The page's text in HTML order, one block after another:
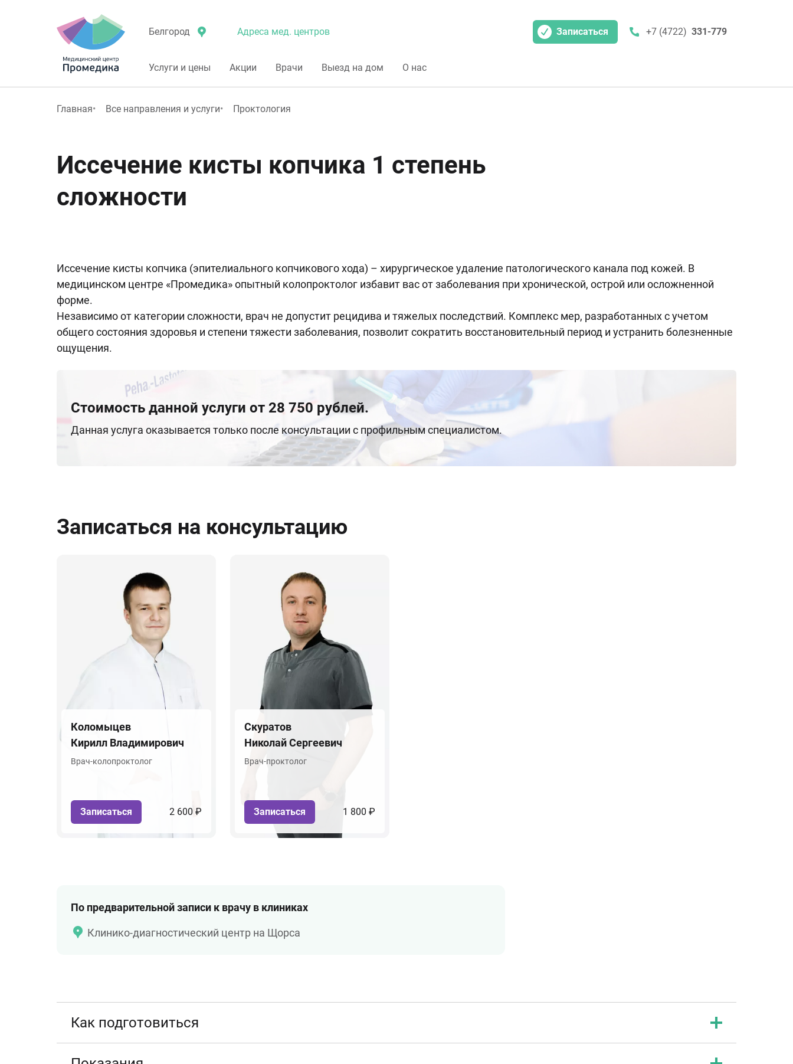
Белгород Адреса мед. центров Записаться +7 (4722) 331-779
Услуги и цены Акции Врачи Выезд на дом О нас
Главная Все направления и услуги Проктология
Иссечение кисты копчика 1 степень
сложности
Иссечение кисты копчика (эпителиального копчикового хода) – хирургическое удаление патологического канала под кожей. В
медицинском центре «Промедика» опытный колопроктолог избавит вас от заболевания при хронической, острой или осложненной
форме.
Независимо от категории сложности, врач не допустит рецидива и тяжелых последствий. Комплекс мер, разработанных с учетом
общего состояния здоровья и степени тяжести заболевания, позволит сократить восстановительный период и устранить болезненные
ощущения.
Стоимость данной услуги от 28 750 рублей.
Данная услуга оказывается только после консультации с профильным специалистом.
Записаться на консультацию
Коломыцев
Кирилл Владимирович
Врач-колопроктолог
Записаться 2 600 ₽
Скуратов
Николай Сергеевич
Врач-проктолог
Записаться 1 800 ₽
По предварительной записи к врачу в клиниках
Клинико-диагностический центр на Щорса
Как подготовиться